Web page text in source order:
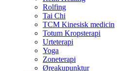
Rolfing
Tai Chi
TCM Kinesisk medicin
Totum Kropsterapi
Urteterapi
Yoga
Zoneterapi
Øreakupunktur